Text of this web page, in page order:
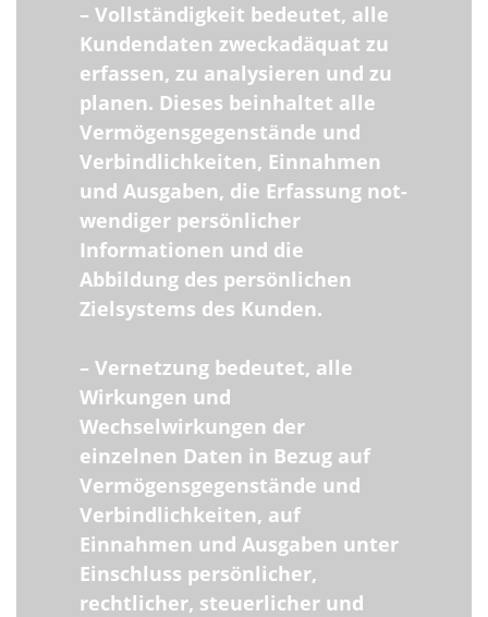
– Vollständigkeit bedeutet, alle
Kundendaten zweckadäquat zu
erfassen, zu analysieren und zu
planen. Dieses beinhaltet alle
Vermögensgegenstände und
Verbindlichkeiten, Einnahmen
und Ausgaben, die Erfassung not-
wendiger persönlicher
Informationen und die
Abbildung des persönlichen
Zielsystems des Kunden.
– Vernetzung bedeutet, alle
Wirkungen und
Wechselwirkungen der
einzelnen Daten in Bezug auf
Vermögensgegenstände und
Verbindlichkeiten, auf
Einnahmen und Ausgaben unter
Einschluss persönlicher,
rechtlicher, steuerlicher und